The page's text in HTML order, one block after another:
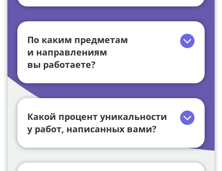
По каким предметам
и направлениям
вы работаете?
Какой процент уникальности
у работ, написанных вами?